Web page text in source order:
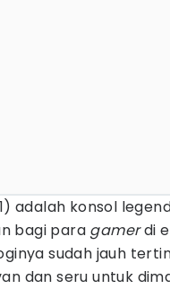
adalah konsol
bagi para gamerdi
sudah jauh
dan seru untuk